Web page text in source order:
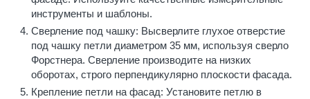
инструменты и шаблоны.
Сверление под чашку: Высверлите глухое отверстие
под чашку петли диаметром 35 мм, используя сверло
Форстнера. Сверление производите на низких
оборотах, строго перпендикулярно плоскости фасада.
Крепление петли на фасад: Установите петлю в